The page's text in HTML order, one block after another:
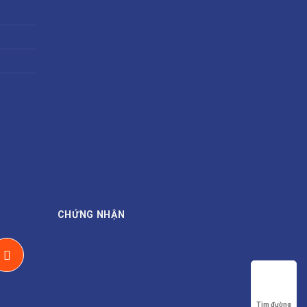
CHỨNG NHẬN
Tìm đường